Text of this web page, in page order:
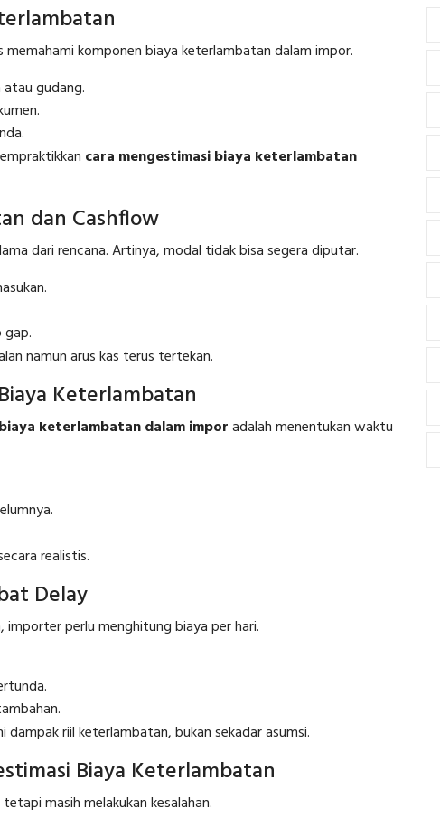
komponen biaya keterlambatan dalam impor.
gudang.
cara mengestimasi biaya keterlambatan
dan Cashflow
dari rencana. Artinya, modal tidak bisa segera diputar.
namun arus kas terus tertekan.
Keterlambatan
keterlambatan dalam imporadalah menentukan waktu
realistis.
Delay
perlu menghitung biaya per hari.
riil keterlambatan, bukan sekadar asumsi.
Biaya Keterlambatan
masih melakukan kesalahan.